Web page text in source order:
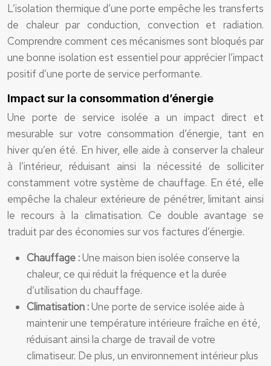
L’isolation thermique d’une porte empêche les transferts
de chaleur par conduction, convection et radiation.
Comprendre comment ces mécanismes sont bloqués par
une bonne isolation est essentiel pour apprécier l’impact
positif d’une porte de service performante.
Impact sur la consommation d’énergie
Une porte de service isolée a un impact direct et
mesurable sur votre consommation d’énergie, tant en
hiver qu’en été. En hiver, elle aide à conserver la chaleur
à l’intérieur, réduisant ainsi la nécessité de solliciter
constamment votre système de chauffage. En été, elle
empêche la chaleur extérieure de pénétrer, limitant ainsi
le recours à la climatisation. Ce double avantage se
traduit par des économies sur vos factures d’énergie.
Chauffage :Une maison bien isolée conserve la
chaleur, ce qui réduit la fréquence et la durée
d’utilisation du chauffage.
Climatisation :Une porte de service isolée aide à
maintenir une température intérieure fraîche en été,
réduisant ainsi la charge de travail de votre
climatiseur. De plus, un environnement intérieur plus